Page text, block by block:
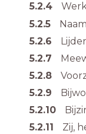
5.2.4
5.2.5
5.2.6
5.2.7
5.2.8
5.2.9
5.2.10
5.2.11
Zij,